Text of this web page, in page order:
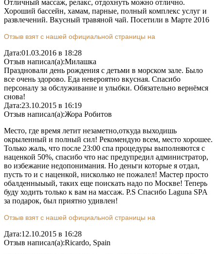
Отличный массаж, релакс, отдохнуть можно отлично.
Хороший бассейн, хамам, парные, полный комплекс услуг и
развлечений. Вкусный травяной чай. Посетили в Марте 2016
Отзыв взят с нашей официальной страницы на
Дата:01.03.2016 в 18:28
Отзыв написал(а):Милашка
Праздновали день рождения с детьми в морском зале. Было
все очень здорово. Еда невероятно вкусная. Спасибо
персоналу за обслуживание и улыбки. Обязательно вернёмся
снова!
Дата:23.10.2015 в 16:19
Отзыв написал(а):Жора Робитов
Место, где время летит незаметно,откуда выходишь
окрыленный и полный сил! Рекомендую всем, место хорошее.
Только жаль, что после 23:00 спа процедуры выполняются с
наценкой 50%, спасибо что нас предупредил администратор,
во избежание недопонимания. Но деньги которые я отдал,
пусть то и с наценкой, нисколько не пожалел! Мастер просто
обалденныыый, таких еще поискать надо по Москве! Теперь
буду ходить только к вам на массаж. P.S Спасибо Laguna SPA
за подарок, был приятно удивлен!
Отзыв взят с нашей официальной страницы на
Дата:12.10.2015 в 16:28
Отзыв написал(а):Ricardo, Spain